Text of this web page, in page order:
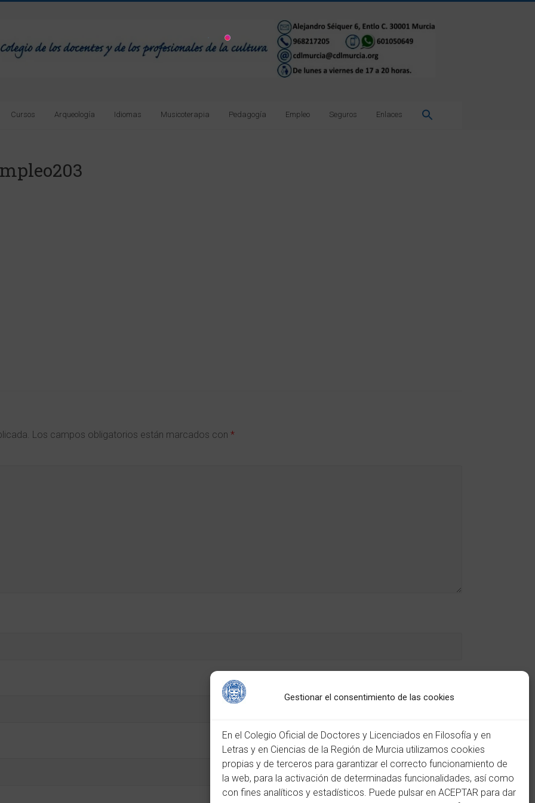
Gestionar el consentimiento de las cookies
En el Colegio Oficial de Doctores y Licenciados en Filosofía y en
Letras y en Ciencias de la Región de Murcia utilizamos cookies
propias y de terceros para garantizar el correcto funcionamiento de
la web, para la activación de determinadas funcionalidades, así como
con fines analíticos y estadísticos. Puede pulsar en ACEPTAR para dar
Cursos Arqueología Idiomas Musicoterapia Pedagogía Empleo Seguros Enlaces
Los campos obligatorios están marcados con *